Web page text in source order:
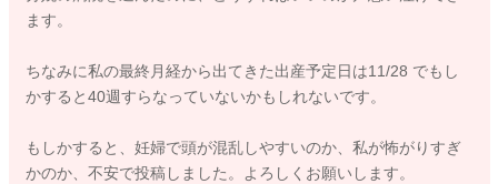
ます。
ちなみに私の最終月経から出てきた出産予定日は11/28 でもし
かすると40週すらなっていないかもしれないです。
もしかすると、妊婦で頭が混乱しやすいのか、私が怖がりすぎ
かのか、不安で投稿しました。よろしくお願いします。